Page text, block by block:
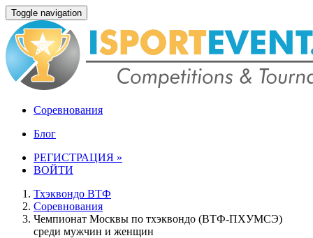
Toggle navigation
Соревнования
Блог
РЕГИСТРАЦИЯ »
ВОЙТИ
Тхэквондо ВТФ
Соревнования
Чемпионат Москвы по тхэквондо (ВТФ-ПХУМСЭ)
среди мужчин и женщин